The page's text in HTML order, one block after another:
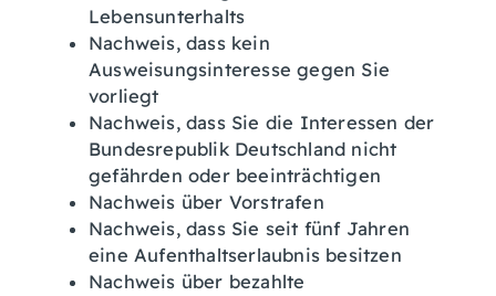
Lebensunterhalts
Nachweis, dass kein
Ausweisungsinteresse gegen Sie
vorliegt
Nachweis, dass Sie die Interessen der
Bundesrepublik Deutschland nicht
gefährden oder beeinträchtigen
Nachweis über Vorstrafen
Nachweis, dass Sie seit fünf Jahren
eine Aufenthaltserlaubnis besitzen
Nachweis über bezahlte